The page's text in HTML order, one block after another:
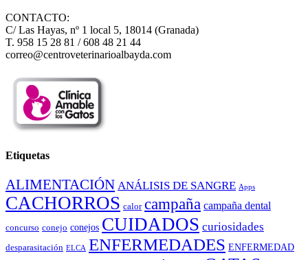
CONTACTO:
C/ Las Hayas, nº 1 local 5, 18014 (Granada)
T. 958 15 28 81 / 608 48 21 44
correo@centroveterinarioalbayda.com
Etiquetas
ALIMENTACIÓN ANÁLISIS DE SANGRE Apps
CACHORROS calor campaña campaña dental
concurso conejo conejos CUIDADOS curiosidades
desparasitación ELCA ENFERMEDADES ENFERMEDAD